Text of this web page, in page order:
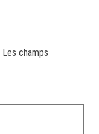
Les champs